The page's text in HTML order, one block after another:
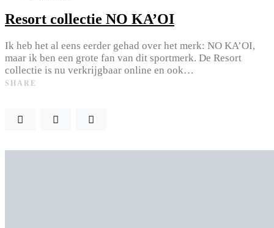
Resort collectie NO KA’OI
Ik heb het al eens eerder gehad over het merk: NO KA’OI,
maar ik ben een grote fan van dit sportmerk. De Resort
collectie is nu verkrijgbaar online en ook…
SHARE